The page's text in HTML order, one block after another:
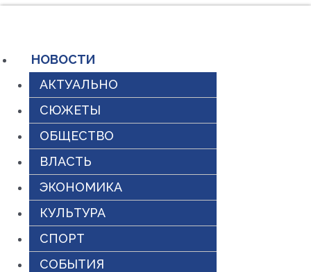
содержимому
НОВОСТИ
АКТУАЛЬНО
СЮЖЕТЫ
ОБЩЕСТВО
ВЛАСТЬ
ЭКОНОМИКА
КУЛЬТУРА
СПОРТ
СОБЫТИЯ